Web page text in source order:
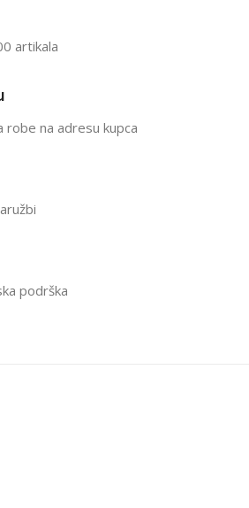
artikala
robe na adresu kupca
podrška